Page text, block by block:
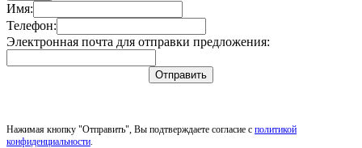
Имя:
Телефон:
Электронная почта для отправки предложения:
Отправить
Нажимая кнопку "Отправить", Вы подтверждаете согласие с политикой
конфиденциальности.